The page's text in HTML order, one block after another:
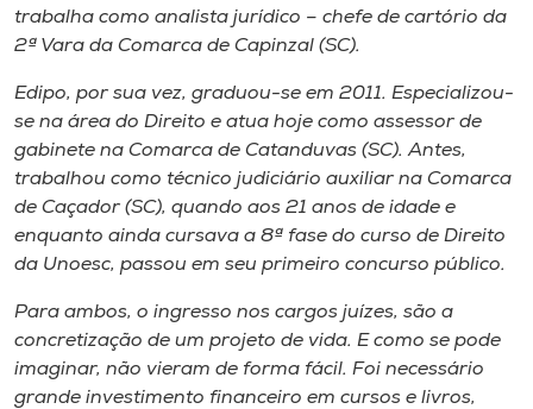
trabalha como analista jurídico – chefe de cartório da
2ª Vara da Comarca de Capinzal (SC).
Edipo, por sua vez, graduou-se em 2011. Especializou-
se na área do Direito e atua hoje como assessor de
gabinete na Comarca de Catanduvas (SC). Antes,
trabalhou como técnico judiciário auxiliar na Comarca
de Caçador (SC), quando aos 21 anos de idade e
enquanto ainda cursava a 8ª fase do curso de Direito
da Unoesc, passou em seu primeiro concurso público.
Para ambos, o ingresso nos cargos juízes, são a
concretização de um projeto de vida. E como se pode
imaginar, não vieram de forma fácil. Foi necessário
grande investimento financeiro em cursos e livros,